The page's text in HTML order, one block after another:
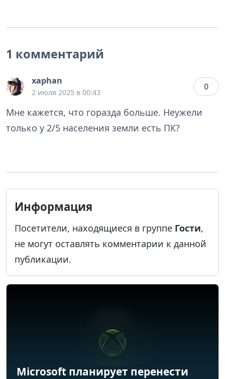
1 комментарий
xaphan
2 июля 2025 в 00:43
0
Мне кажется, что горазда больше. Неужели
только у 2/5 населения земли есть ПК?
Информация
Посетители, находящиеся в группе Гости,
не могут оставлять комментарии к данной
публикации.
Microsoft планирует перенести